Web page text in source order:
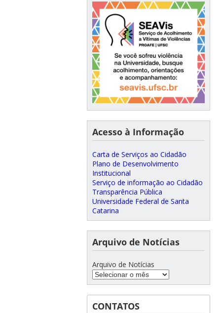
Acesso à Informação
Carta de Serviços ao Cidadão
Plano de Desenvolvimento
Institucional
Serviço de informação ao Cidadão
Transparência Pública
Universidade Federal de Santa
Catarina
Arquivo de Notícias
Arquivo de Notícias
CONTATOS